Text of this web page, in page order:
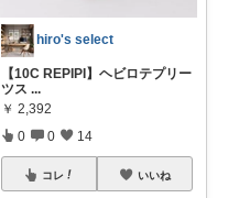
hiro's select
【10C REPIPI】ヘビロテプリー
ツス ...
￥ 2,392
0 0 14
コレ いいね